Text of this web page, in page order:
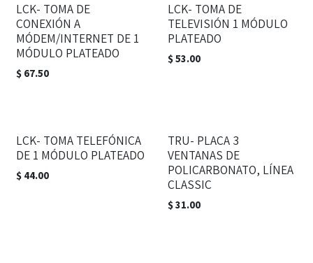
LCK- TOMA DE
CONEXIÓN A
MÓDEM/INTERNET DE 1
MÓDULO PLATEADO
$ 67.50
LCK- TOMA DE
TELEVISIÓN 1 MÓDULO
PLATEADO
$53.00
LCK- TOMA TELEFÓNICA
DE 1 MÓDULO PLATEADO
$ 44.00
TRU- PLACA 3
VENTANAS DE
POLICARBONATO, LÍNEA
CLASSIC
$31.00